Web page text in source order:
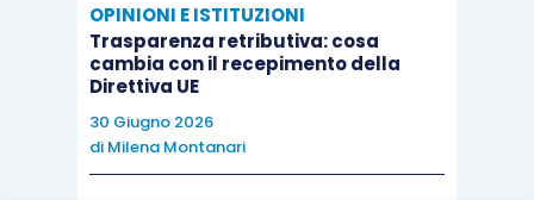
OPINIONI E ISTITUZIONI
Trasparenza retributiva: cosa
cambia con il recepimento della
Direttiva UE
30 Giugno 2026
di Milena Montanari